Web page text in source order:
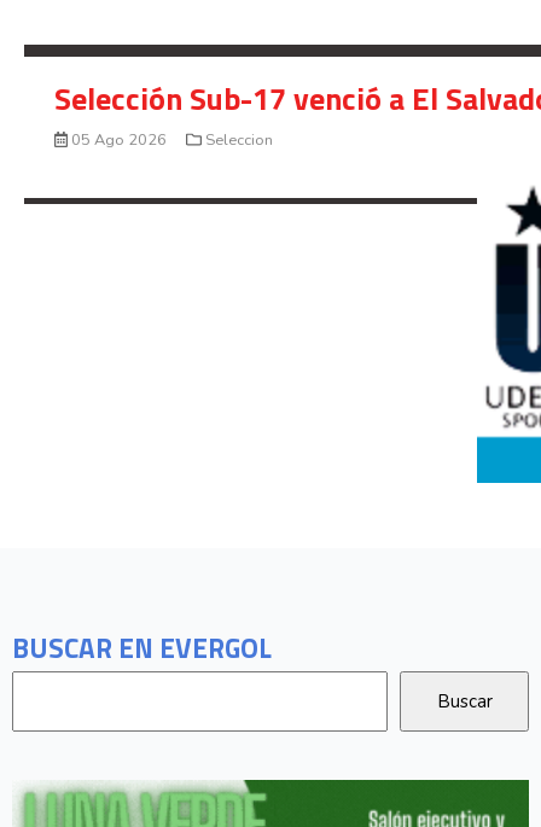
BUSCAR EN EVERGOL
Selección Sub-17 venció a El
05 Ago 2026 Seleccion